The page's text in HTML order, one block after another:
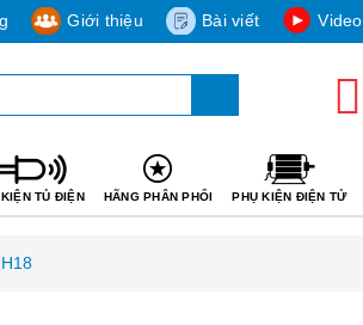
Giới thiệu Bài viết Video
TỦ ĐIỆN HÃNG PHÂN PHỐI PHỤ KIỆN ĐIỆN TỬ